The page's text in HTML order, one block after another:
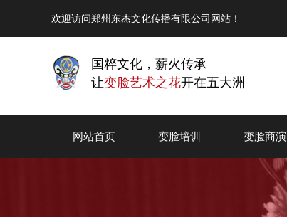
欢迎访问郑州东杰文化传播有限公司网站！
国粹文化，薪火传承
让变脸艺术之花开在五大洲
网站首页 变脸培训 变脸商演